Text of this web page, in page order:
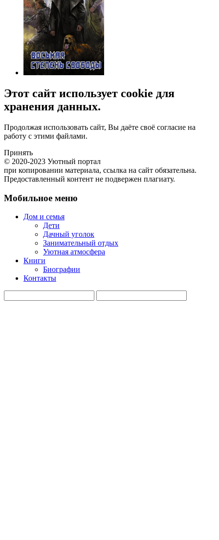
Этот сайт использует cookie для
хранения данных.
Продолжая использовать сайт, Вы даёте своё согласие на
работу с этими файлами.
Принять
© 2020-2023 Уютный портал
при копировании материала, ссылка на сайт обязательна.
Предоставленный контент не подвержен плагиату.
Мобильное меню
Дом и семья
Дети
Дачный уголок
Занимательный отдых
Уютная атмосфера
Книги
Биографии
Контакты